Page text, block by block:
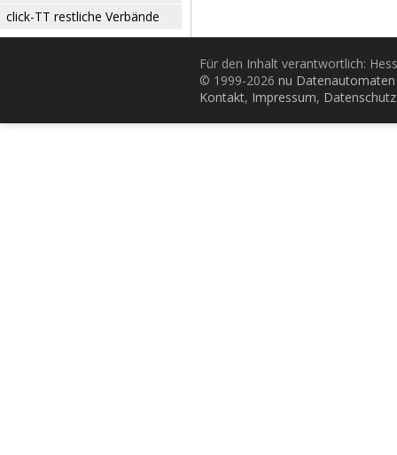
click-TT restliche Verbände
Für den Inhalt verantwortlich:
© 1999-2026 nu
Kontakt, Impressum, Datenschutz